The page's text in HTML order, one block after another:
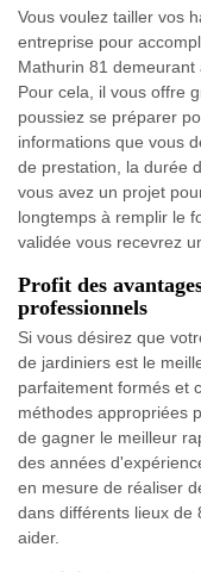
Vous voulez tailler vos
entreprise pour
Mathurin 81 demeurant
Pour cela, il vous offre
poussiez se préparer
informations que vous
de prestation, la durée
vous avez un projet
longtemps à remplir le
validée vous recevrez
Profit des
professionnels
Si vous désirez que
de jardiniers est le
parfaitement formés et
méthodes appropriées
de gagner le meilleur
des années
en mesure de réaliser
dans différents lieux de
aider.